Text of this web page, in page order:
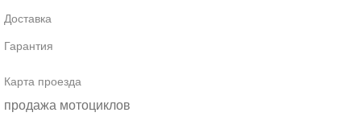
Доставка
Гарантия
Карта проезда
продажа мотоциклов